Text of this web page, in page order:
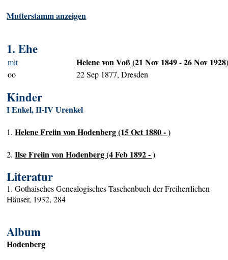
Mutterstamm anzeigen
1. Ehe
mit Helene von Voß (21 Nov 1849 - 26 Nov
oo 22 Sep 1877, Dresden
Kinder
I Enkel, II-IV Urenkel
1.Helene Freiin von Hodenberg (15 Oct 1880 - )
2.Ilse Freiin von Hodenberg (4 Feb 1892 - )
Literatur
1. Gothaisches Genealogisches Taschenbuch der Freiherrlichen
Häuser, 1932, 284
Album
Hodenberg